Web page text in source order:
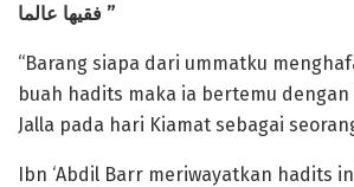
فقيها عالما ”
“Barang siapa dari ummatku
buah hadits maka ia bertemu dengan
Jalla pada hari Kiamat sebagai
Ibn ‘Abdil Barr meriwayatkan hadits